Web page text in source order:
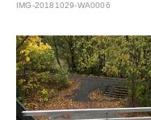
IMG-20181029-WA0006